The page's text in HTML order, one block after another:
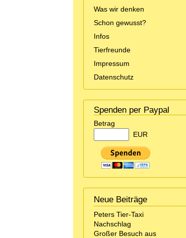
Was wir denken
Schon gewusst?
Infos
Tierfreunde
Impressum
Datenschutz
Spenden per Paypal
Betrag
EUR
Neue Beiträge
Peters Tier-Taxi
Nachschlag
Großer Besuch aus